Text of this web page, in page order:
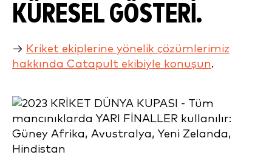
KÜRESEL GÖSTERI.
→ Kriket ekiplerine yönelik çözümlerimiz
hakkında Catapult ekibiyle konuşun.